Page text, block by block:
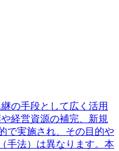
の手段として広く活用
経営資源の補完、新規
で実施され、その目的や
手法）は異なります。本